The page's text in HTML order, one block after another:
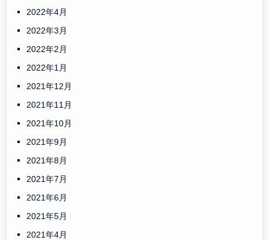
2022年4月
2022年3月
2022年2月
2022年1月
2021年12月
2021年11月
2021年10月
2021年9月
2021年8月
2021年7月
2021年6月
2021年5月
2021年4月